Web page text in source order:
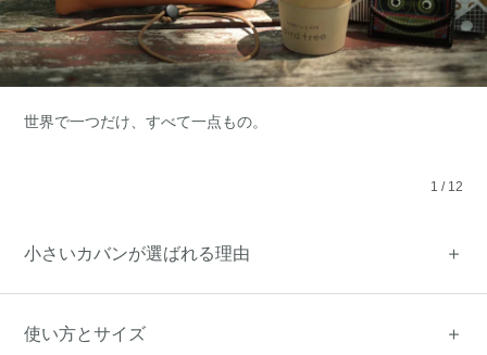
世界で一つだけ、すべて一点もの。
1 / 12
小さいカバンが選ばれる理由
使い方とサイズ